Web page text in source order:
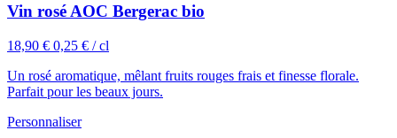
Vin rosé AOC Bergerac bio
18,90 € 0,25 € / cl
Un rosé aromatique, mêlant fruits rouges frais et finesse florale.
Parfait pour les beaux jours.
Personnaliser